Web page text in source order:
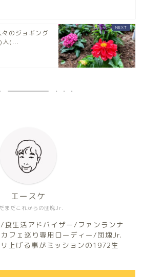
々のジョギング
人(...
まだこれからの団塊Jr.
エースケ
食生活アドバイザー/ファンランナ
フェ巡り専用ローディー/団塊Jr.
上げる事がミッションの1972生